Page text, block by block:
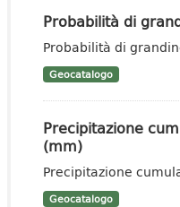
Probabilità di
Probabilità di
Geocatalogo
Precipitazione
(mm)
Precipitazione
Geocatalogo